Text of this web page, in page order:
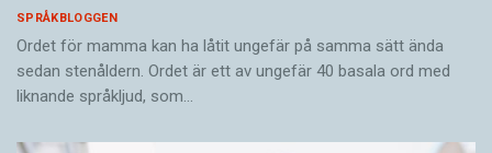
SPRÅKBLOGGEN
Ordet för mamma kan ha låtit ungefär på samma sätt ända
sedan stenåldern. Ordet är ett av ungefär 40 basala ord med
liknande språkljud, som…